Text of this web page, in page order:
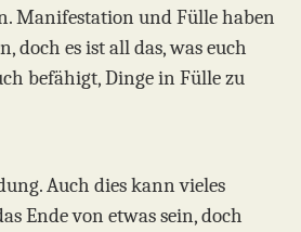
Manifestation und Fülle haben
doch es ist all das, was euch
befähigt, Dinge in Fülle zu
Auch dies kann vieles
Ende von etwas sein, doch